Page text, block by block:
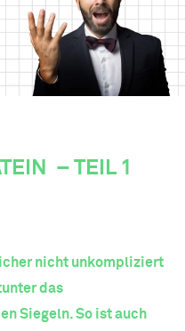
– TEIL 1
nicht unkompliziert
das
Siegeln. So ist auch